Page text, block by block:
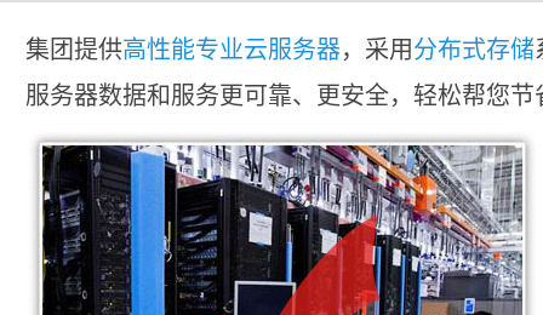
集团提供高性能专业云服务器，采用分布式存储
服务器数据和服务更可靠、更安全，轻松帮您节